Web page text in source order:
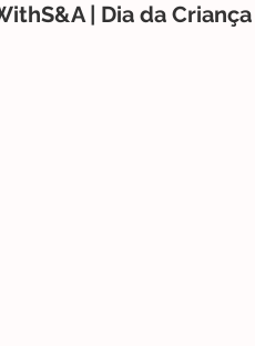
| Dia da Criança
NaN de 5 estrelas.